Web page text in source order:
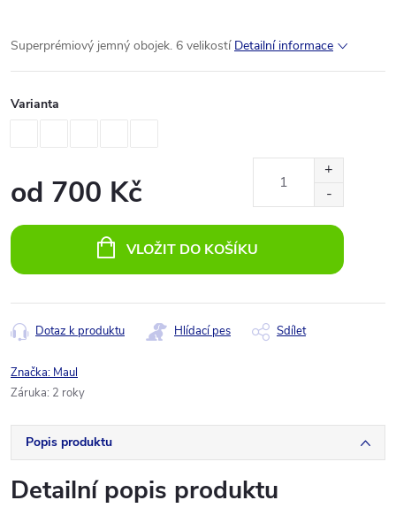
Superprémiový jemný obojek. 6 velikostí Detailní informace
Varianta
od 700 Kč
cena:
VLOŽIT DO KOŠÍKU
Dotaz k produktu Hlídací pes Sdílet
Značka: Maul
Záruka: 2 roky
Popis produktu
Detailní popis produktu